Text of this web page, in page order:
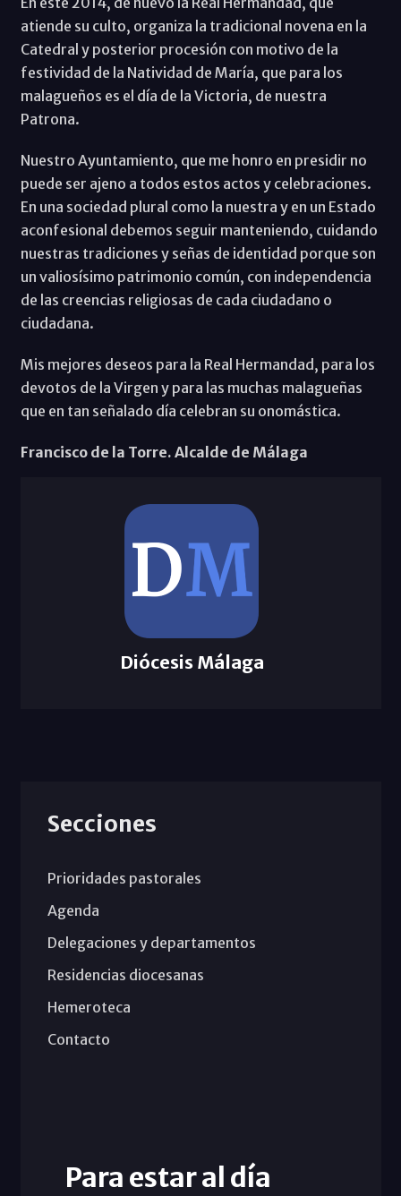
atiende su culto, organiza la tradicional novena en la
Catedral y posterior procesión con motivo de la
festividad de la Natividad de María, que para los
malagueños es el día de la Victoria, de nuestra
Patrona.
Nuestro Ayuntamiento, que me honro en presidir no
puede ser ajeno a todos estos actos y celebraciones.
En una sociedad plural como la nuestra y en un Estado
aconfesional debemos seguir manteniendo, cuidando
nuestras tradiciones y señas de identidad porque son
un valiosísimo patrimonio común, con independencia
de las creencias religiosas de cada ciudadano o
ciudadana.
Mis mejores deseos para la Real Hermandad, para los
devotos de la Virgen y para las muchas malagueñas
que en tan señalado día celebran su onomástica.
Francisco de la Torre. Alcalde de Málaga
Diócesis Málaga
Secciones
Prioridades pastorales
Agenda
Delegaciones y departamentos
Residencias diocesanas
Hemeroteca
Contacto
Para estar al día